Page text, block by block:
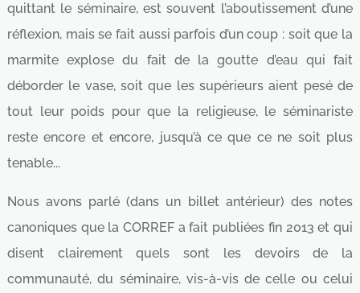
quittant le séminaire, est souvent l’aboutissement d’une
réflexion, mais se fait aussi parfois d’un coup : soit que la
marmite explose du fait de la goutte d’eau qui fait
déborder le vase, soit que les supérieurs aient pesé de
tout leur poids pour que la religieuse, le séminariste
reste encore et encore, jusqu’à ce que ce ne soit plus
tenable...
Nous avons parlé (dans un billet antérieur) des notes
canoniques que la CORREF a fait publiées fin 2013 et qui
disent clairement quels sont les devoirs de la
communauté, du séminaire, vis-à-vis de celle ou celui